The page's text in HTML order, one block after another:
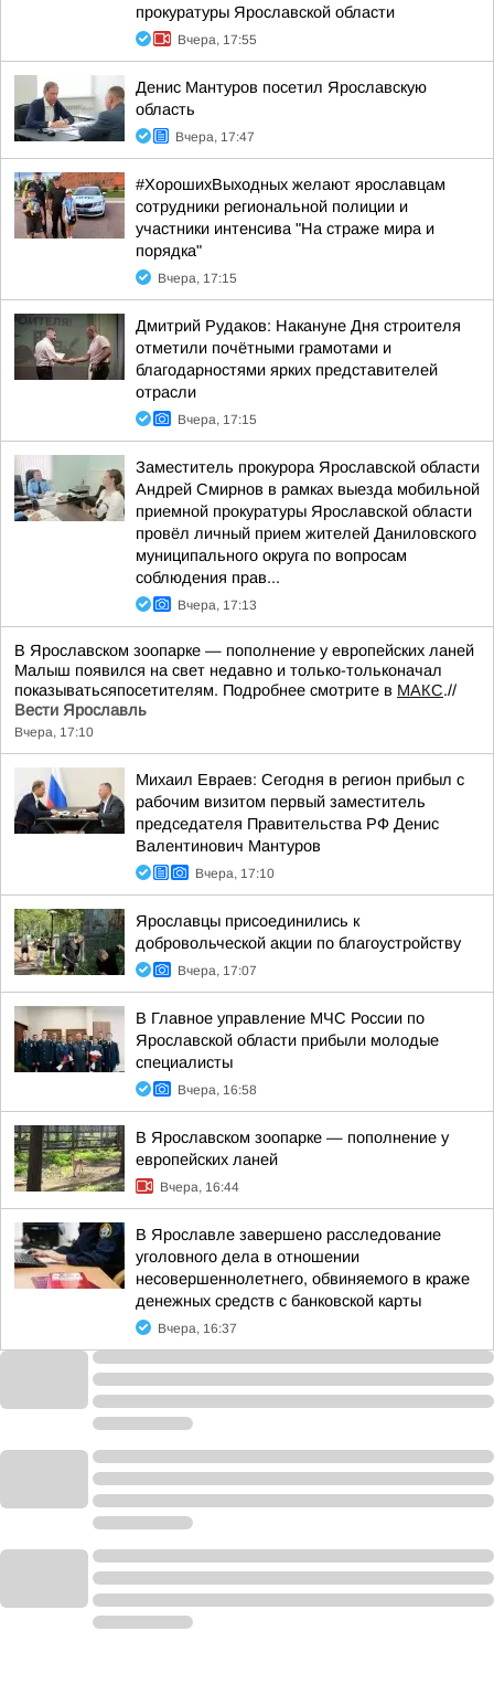
прокуратуры Ярославской области
Вчера, 17:55
Денис Мантуров посетил Ярославскую
область
Вчера, 17:47
#ХорошихВыходных желают ярославцам
сотрудники региональной полиции и
участники интенсива "На страже мира и
порядка"
Вчера, 17:15
Дмитрий Рудаков: Накануне Дня строителя
отметили почётными грамотами и
благодарностями ярких представителей
отрасли
Вчера, 17:15
Заместитель прокурора Ярославской области
Андрей Смирнов в рамках выезда мобильной
приемной прокуратуры Ярославской области
провёл личный прием жителей Даниловского
муниципального округа по вопросам
соблюдения прав...
Вчера, 17:13
В Ярославском зоопарке — пополнение у европейских ланей
Малыш появился на свет недавно и только-тольконачал
показыватьсяпосетителям. Подробнее смотрите в МАКС.//
Вести Ярославль
Вчера, 17:10
Михаил Евраев: Сегодня в регион прибыл с
рабочим визитом первый заместитель
председателя Правительства РФ Денис
Валентинович Мантуров
Вчера, 17:10
Ярославцы присоединились к
добровольческой акции по благоустройству
Вчера, 17:07
В Главное управление МЧС России по
Ярославской области прибыли молодые
специалисты
Вчера, 16:58
В Ярославском зоопарке — пополнение у
европейских ланей
Вчера, 16:44
В Ярославле завершено расследование
уголовного дела в отношении
несовершеннолетнего, обвиняемого в краже
денежных средств с банковской карты
Вчера, 16:37